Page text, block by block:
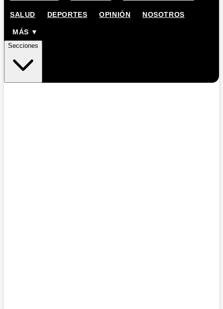
SALUD DEPORTES OPINIÓN NOSOTROS
MÁS ▼
Secciones